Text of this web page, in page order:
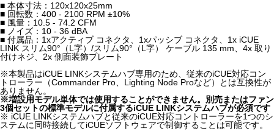
■ 本体寸法：120x120x25mm
■ 回転数：400 - 2100 RPM ±10%
■ 風量：10.5 - 74.2 CFM
■ ノイズ：10 - 36 dBA
■ 付属品：1xアクティブ コネクタ、1xパッシブ コネクタ、1x iCUE
LINK スリム90°（L字）/スリム90°（L字） ケーブル 135 mm、4x 取り
付けネジ、2x 側面装飾プレート
※本製品はiCUE LINKシステムハブ専用のため、従来のiCUE対応コン
トローラー（Commander Pro、Lighting Node Proなど）とは互換性が
ありません。
※増設用モデル単体では使用することができません。別売またはファン
3個セットの標準モデルに付属するiCUE LINKシステムハブが必須です
※ iCUE LINKシステムハブと従来のiCUE対応コントローラーを1つのシ
ステムに同時接続してiCUEソフトウェアで制御することは可能です。